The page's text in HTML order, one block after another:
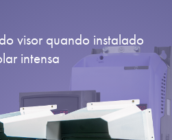
visor quando instalado
intensa
Sobre
Contato
Política de Privacidade
Mapa do site